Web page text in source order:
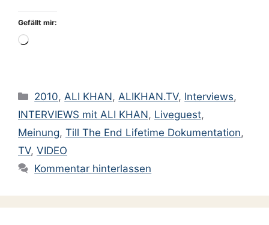
Gefällt mir:
Wird
Kategorien
2010,ALI KHAN,ALIKHAN.TV, Interviews,
INTERVIEWS mit ALI KHAN, Liveguest,
Meinung, Till The End Lifetime Dokumentation,
TV, VIDEO
Kommentar hinterlassen
Oktober 2015
August 2015
März 2015
Januar 2015
Dezember 2014
November 2014